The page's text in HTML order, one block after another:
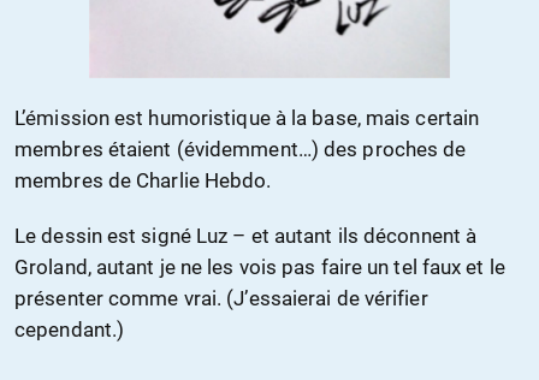
L’émission est humoristique à la base, mais certain
membres étaient (évidemment…) des proches de
membres de Charlie Hebdo.
Le dessin est signé Luz – et autant ils déconnent à
Groland, autant je ne les vois pas faire un tel faux et le
présenter comme vrai. (J’essaierai de vérifier
cependant.)